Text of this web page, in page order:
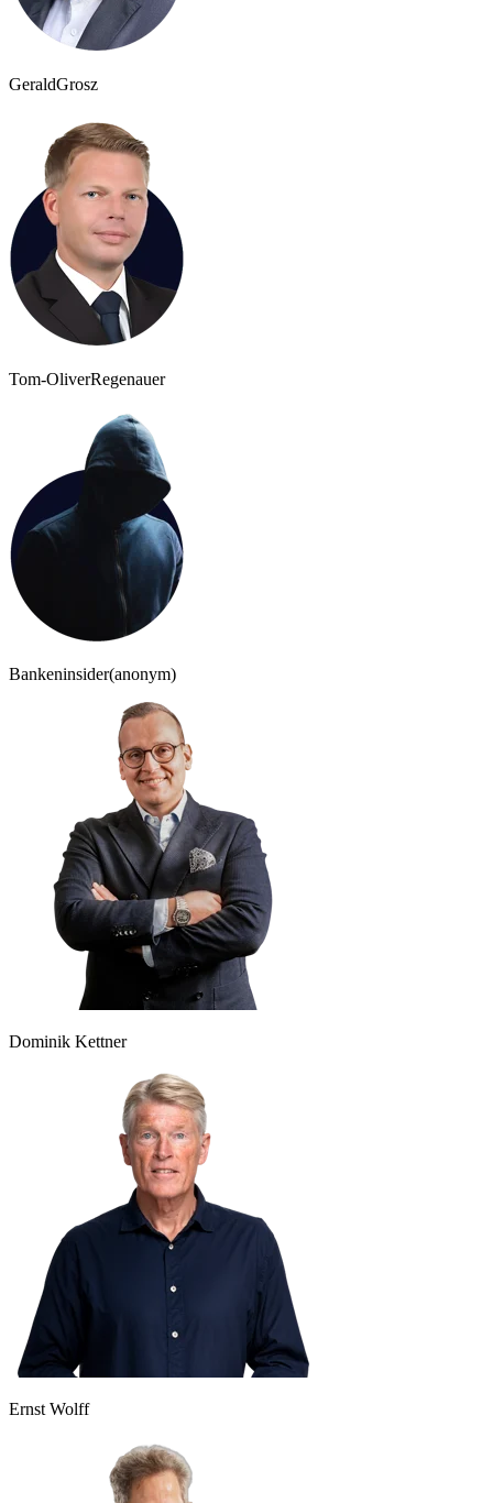
GeraldGrosz
Tom-OliverRegenauer
Bankeninsider(anonym)
Dominik Kettner
Ernst Wolff